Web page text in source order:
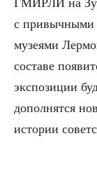
с
музе­я­ми
соста­ве
экс­по­зи­ции
допол­нят­ся
исто­рии